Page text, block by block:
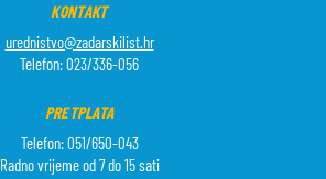
KONTAKT
urednistvo@zadarskilist.hr
Telefon: 023/336-056
PRETPLATA
Telefon: 051/650-043
Radno vrijeme od 7 do 15 sati